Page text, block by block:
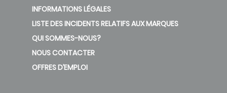
INFORMATIONS LÉGALES
LISTE DES INCIDENTS RELATIFS AUX MARQUES
QUI SOMMES-NOUS?
NOUS CONTACTER
OFFRES D’EMPLOI